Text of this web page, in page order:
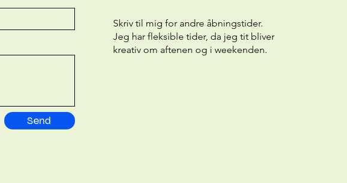
Send
Skriv til mig for andre åbningstider.
Jeg har fleksible tider, da jeg tit bliver
kreativ om aftenen og i weekenden.